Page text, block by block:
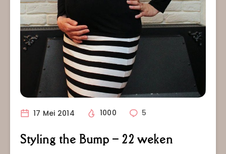
17 Mei 2014 1000 5
Styling the Bump – 22 weken